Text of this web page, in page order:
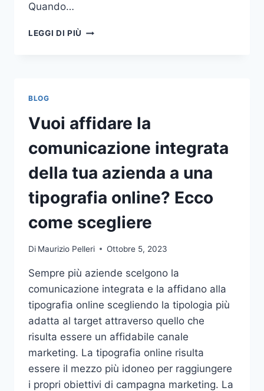
Quando…
LEGGI DI PIÙ COME
BLOG
Vuoi affidare la
comunicazione integrata
della tua azienda a una
tipografia online? Ecco
come scegliere
Di Maurizio Pelleri Ottobre 5, 2023
Sempre più aziende scelgono la
comunicazione integrata e la affidano alla
tipografia online scegliendo la tipologia più
adatta al target attraverso quello che
risulta essere un affidabile canale
marketing. La tipografia online risulta
essere il mezzo più idoneo per raggiungere
i propri obiettivi di campagna marketing. La